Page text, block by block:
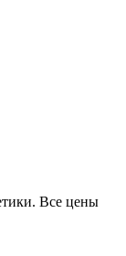
Все цены